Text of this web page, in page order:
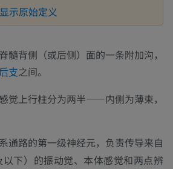
示原始定义
髓背侧（或后侧）面的一条附加沟，
支之间。
觉上行柱分为两半——内侧为薄束，
通路的第一级神经元，负责传导来自
下）的振动觉、本体感觉和两点辨